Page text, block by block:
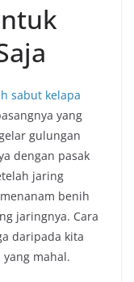
sabut kelapa
yang
gulungan
dengan pasak
jaring
benih
jaringnya. Cara
daripada kita
mahal.